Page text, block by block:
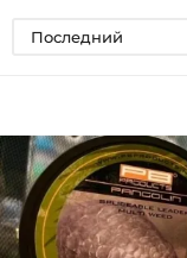
Последний